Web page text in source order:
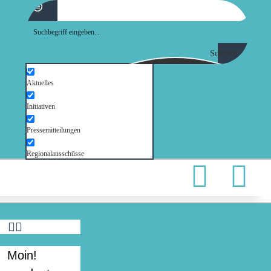
Suchen
Aktuelles
Initiativen
Pressemitteilungen
Regionalausschüsse
Moin!